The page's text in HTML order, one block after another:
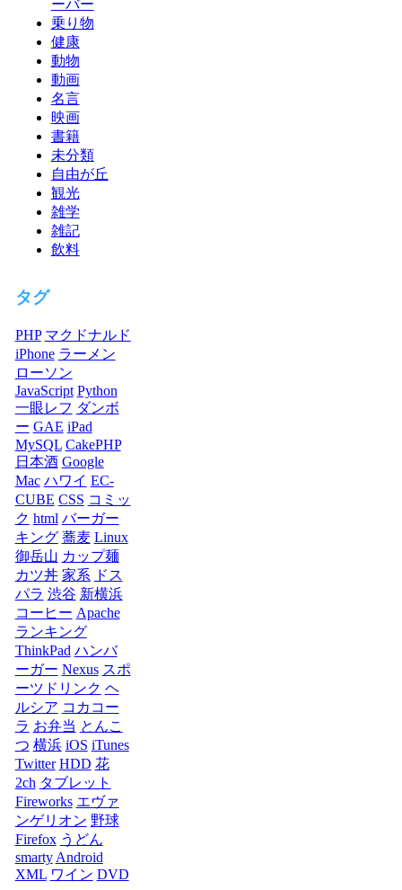
ーバー
乗り物
健康
動物
動画
名言
映画
書籍
未分類
自由が丘
観光
雑学
雑記
飲料
タグ
PHP マクドナルド
iPhone ラーメン
ローソン
JavaScript Python
一眼レフ ダンボ
ー GAE iPad
MySQL CakePHP
日本酒 Google
Mac ハワイ EC-
CUBE CSS コミッ
ク html バーガー
キング 蕎麦 Linux
御岳山 カップ麺
カツ丼 家系 ドス
パラ 渋谷 新横浜
コーヒー Apache
ランキング
ThinkPad ハンバ
ーガー Nexus スポ
ーツドリンク ヘ
ルシア コカコー
ラ お弁当 とんこ
つ 横浜 iOS iTunes
Twitter HDD 花
2ch タブレット
Fireworks エヴァ
ンゲリオン 野球
Firefox うどん
smarty Android
XML ワイン DVD